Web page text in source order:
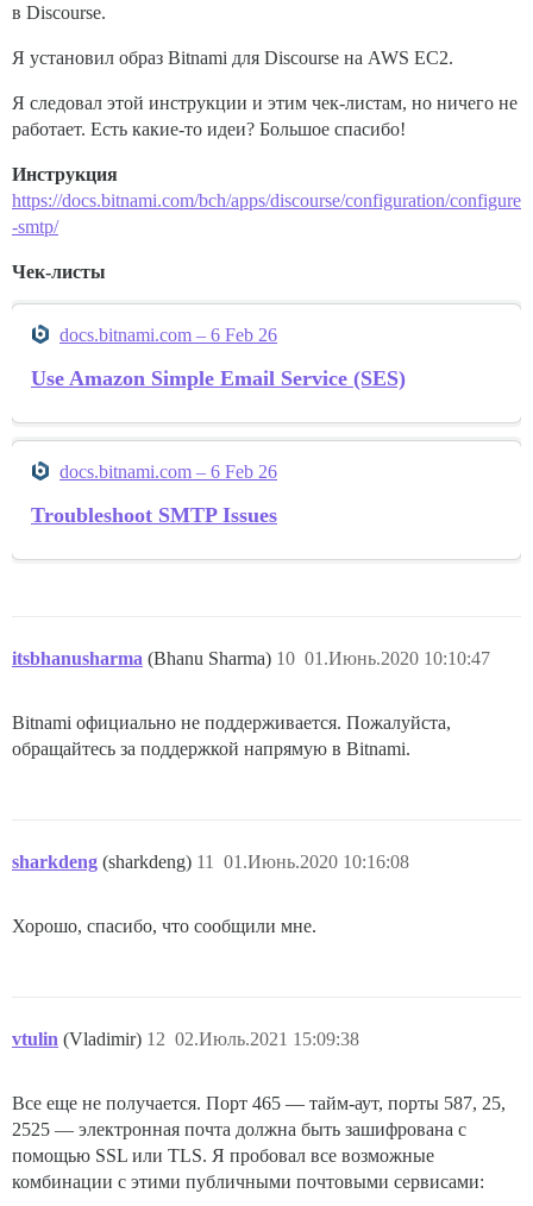
в Discourse.
Я установил образ Bitnami для Discourse на AWS EC2.
Я следовал этой инструкции и этим чек-листам, но ничего не
работает. Есть какие-то идеи? Большое спасибо!
Инструкция
https://docs.bitnami.com/bch/apps/discourse/configuration/configure
-smtp/
Чек-листы
docs.bitnami.com – 6 Feb 26
Use Amazon Simple Email Service (SES)
docs.bitnami.com – 6 Feb 26
Troubleshoot SMTP Issues
itsbhanusharma (Bhanu Sharma) 01.Июнь.2020 10:10:47
10
Bitnami официально не поддерживается. Пожалуйста,
обращайтесь за поддержкой напрямую в Bitnami.
sharkdeng (sharkdeng) 01.Июнь.2020 10:16:08
11
Хорошо, спасибо, что сообщили мне.
vtulin (Vladimir) 02.Июль.2021 15:09:38
12
Все еще не получается. Порт 465 — тайм-аут, порты 587, 25,
2525 — электронная почта должна быть зашифрована с
помощью SSL или TLS. Я пробовал все возможные
комбинации с этими публичными почтовыми сервисами: